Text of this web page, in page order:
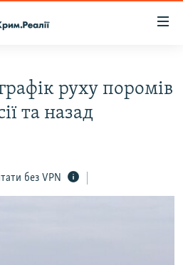
руху поромів
та назад
без VPN